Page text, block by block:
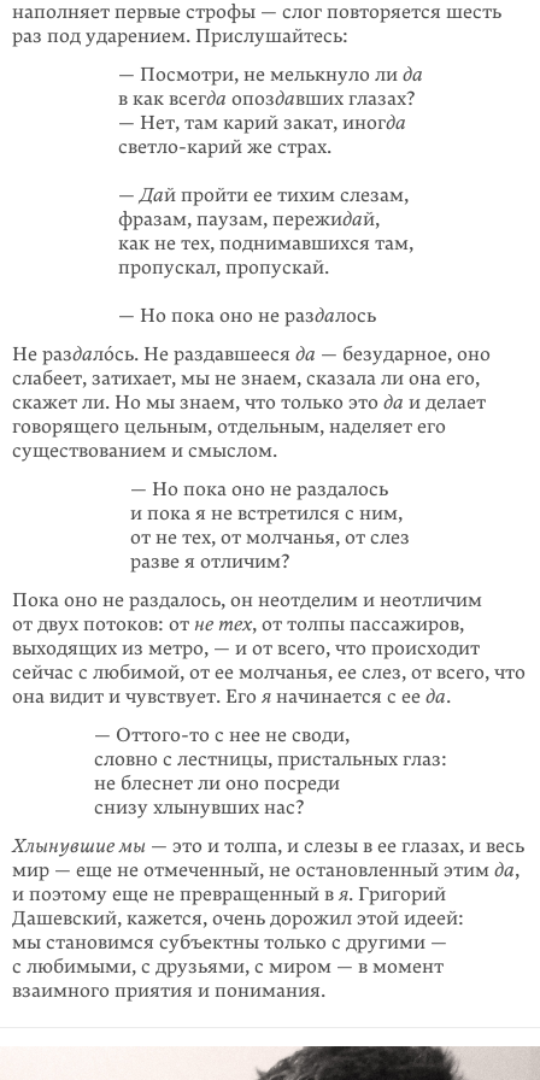
наполняет первые строфы — слог повторяется шесть
раз под ударением. Прислушайтесь:
— Посмотри, не мелькнуло ли да
в как всегда опоздавших глазах?
— Нет, там карий закат, иногда
светло-карий же страх.
—Дай пройти ее тихим слезам,
фразам, паузам, пережидай,
как не тех, поднимавшихся там,
пропускал, пропускай.
— Но пока оно не раздалось
Не раздалóсь. Не раздавшееся да — безударное, оно
слабеет, затихает, мы не знаем, сказала ли она его,
скажет ли. Но мы знаем, что только это да и делает
говорящего цельным, отдельным, наделяет его
существованием и смыслом.
— Но пока оно не раздалось
и пока я не встретился с ним,
от не тех, от молчанья, от слез
разве я отличим?
Пока оно не раздалось, он неотделим и неотличим
от двух потоков: от не тех, от толпы пассажиров,
выходящих из метро, — и от всего, что происходит
сейчас с любимой, от ее молчанья, ее слез, от всего, что
она видит и чувствует. Его я начинается с ее да.
— Оттого-то с нее не своди,
словно с лестницы, пристальных глаз:
не блеснет ли оно посреди
снизу хлынувших нас?
Хлынувшие мы — это и толпа, и слезы в ее глазах, и весь
мир — еще не отме­ченный, не остановленный этим да,
и поэтому еще не превращенный вя. Григорий
Дашевский, кажется, очень дорожил этой идеей:
мы становимся субъектны только с другими —
с любимыми, с друзьями, с миром — в момент
взаимного приятия и понимания.